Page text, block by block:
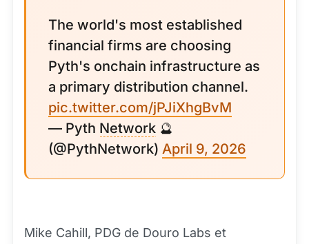
The world's most established
financial firms are choosing
Pyth's onchain infrastructure as
a primary distribution channel.
pic.twitter.com/jPJiXhgBvM
— Pyth Network 🔮
(@PythNetwork) April 9, 2026
Mike Cahill, PDG de Douro Labs et